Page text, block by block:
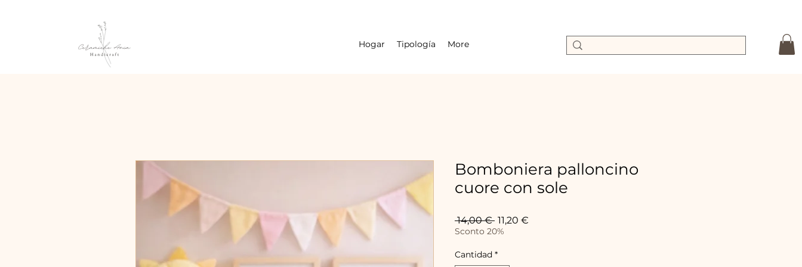
Hogar Tipología More
Bomboniera palloncino
cuore con sole
14,00 € Precio
11,20 €
Sconto 20%
Cantidad *